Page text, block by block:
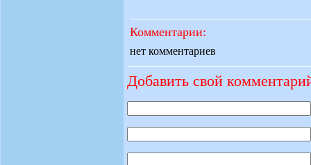
Комментарии:
нет комментариев
Добавить свой